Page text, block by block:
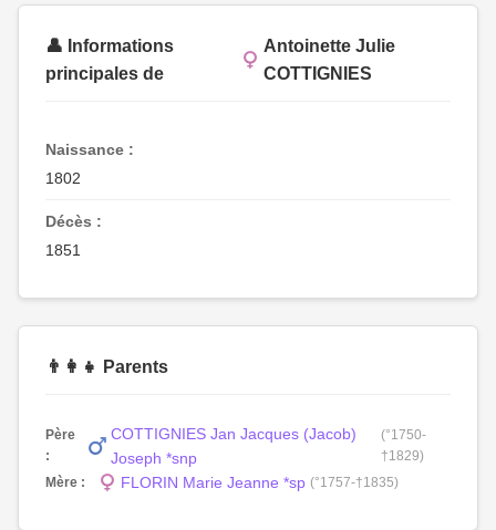
👤 Informations
principales de
Antoinette Julie
COTTIGNIES
Naissance :
1802
Décès :
1851
👨‍👩‍👧 Parents
Père
:
COTTIGNIES Jan Jacques (Jacob)
Joseph *snp
(°1750-
†1829)
Mère :
FLORIN Marie Jeanne *sp (°1757-†1835)